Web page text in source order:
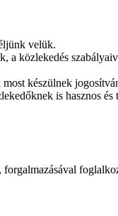
velük.
a közlekedés
készülnek
is hasznos és
forgalmazásával